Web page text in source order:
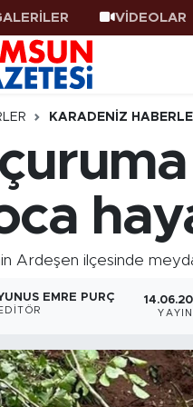
VİDEOLAR
KARADENIZ
Ardeşen ilçesinde
EMRE PURÇ
EDITÖR
Eczaneler
Vakitleri
Haritası
Durumu ve Fikstür